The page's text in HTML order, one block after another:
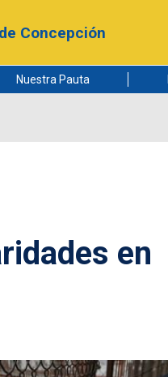
Concepción
Nuestra Pauta
en